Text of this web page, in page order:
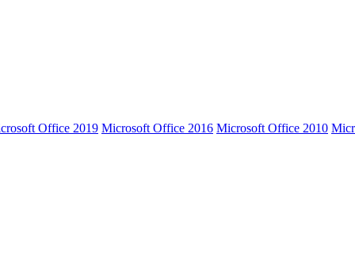
Office 2019 Microsoft Office 2016 Microsoft Office 2010